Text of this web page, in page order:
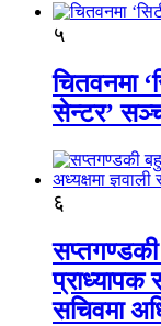
५
चितवनमा
सेन्टर’
६
प्राध्यापक
सचिवमा